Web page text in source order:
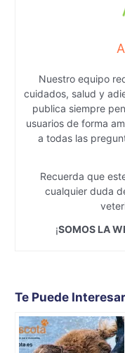
Nuestro equipo
cuidados, salud y
publica siempre
usuarios de forma
a todas las
Recuerda que
cualquier duda
¡SOMOS LA
Te Puede Interesar